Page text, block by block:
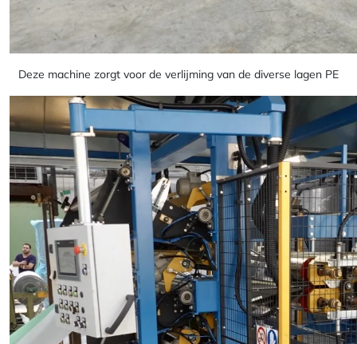
Deze machine zorgt voor de verlijming van de diverse lagen PE